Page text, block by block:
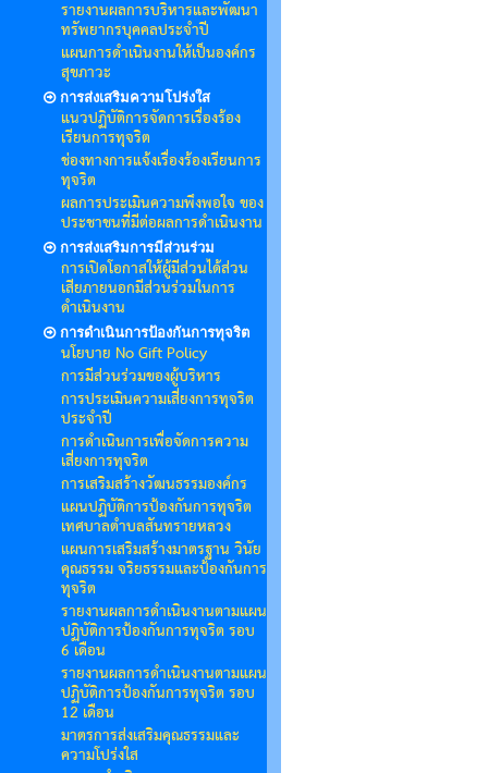
รายงานผลการบริหารและพัฒนา
ทรัพยากรบุคคลประจำปี
แผนการดำเนินงานให้เป็นองค์กร
สุขภาวะ
การส่งเสริมความโปร่งใส
แนวปฏิบัติการจัดการเรื่องร้อง
เรียนการทุจริต
ช่องทางการแจ้งเรื่องร้องเรียนการ
ทุจริต
ผลการประเมินความพึงพอใจ ของ
ประชาชนที่มีต่อผลการดำเนินงาน
การส่งเสริมการมีส่วนร่วม
การเปิดโอกาสให้ผู้มีส่วนได้ส่วน
เสียภายนอกมีส่วนร่วมในการ
ดำเนินงาน
การดำเนินการป้องกันการทุจริต
นโยบาย No Gift Policy
การมีส่วนร่วมของผู้บริหาร
การประเมินความเสี่ยงการทุจริต
ประจำปี
การดำเนินการเพื่อจัดการความ
เสี่ยงการทุจริต
การเสริมสร้างวัฒนธรรมองค์กร
แผนปฏิบัติการป้องกันการทุจริต
เทศบาลตำบลสันทรายหลวง
แผนการเสริมสร้างมาตรฐาน วินัย
คุณธรรม จริยธรรมและป้องกันการ
ทุจริต
รายงานผลการดำเนินงานตามแผน
ปฏิบัติการป้องกันการทุจริต รอบ
6 เดือน
รายงานผลการดำเนินงานตามแผน
ปฏิบัติการป้องกันการทุจริต รอบ
12 เดือน
มาตรการส่งเสริมคุณธรรมและ
ความโปร่งใส